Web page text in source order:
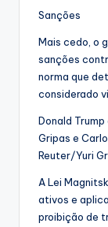
Sanções
Mais cedo, o
sanções
norma que
considerado
Donald
Gripas e
Reuter/Yuri
A Lei
ativos e
proibição de